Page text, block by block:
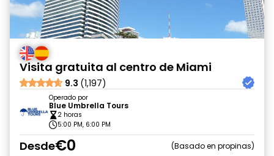
Visita gratuita al centro de Miami
9.3 (1,197)
Operado por
Blue Umbrella Tours
2 horas
5:00 PM, 6:00 PM
Desde€0 Basado en propinas